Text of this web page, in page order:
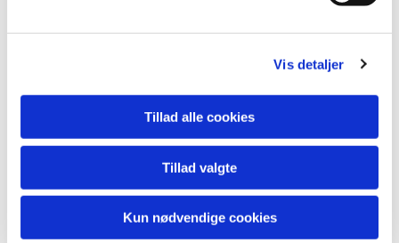
Vis detaljer
Tillad alle cookies
Tillad valgte
Kun nødvendige cookies